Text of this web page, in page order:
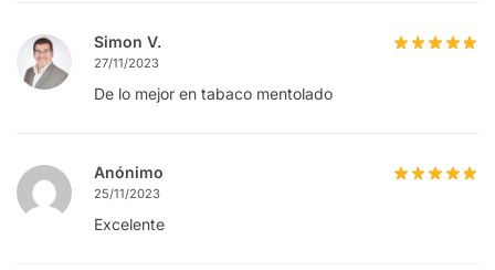
Simon V.
27/11/2023
De lo mejor en tabaco mentolado
Anónimo
25/11/2023
Excelente